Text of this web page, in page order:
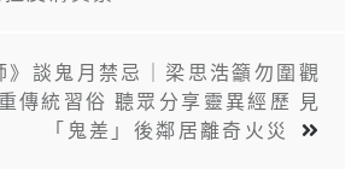
》談鬼月禁忌｜梁思浩籲勿圍觀
傳統習俗 聽眾分享靈異經歷 見
「鬼差」後鄰居離奇火災